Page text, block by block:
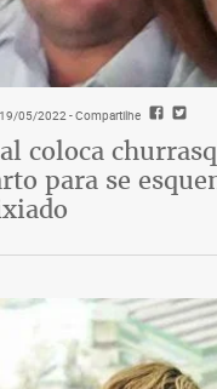
05/2022- Compartilhe
coloca
para se